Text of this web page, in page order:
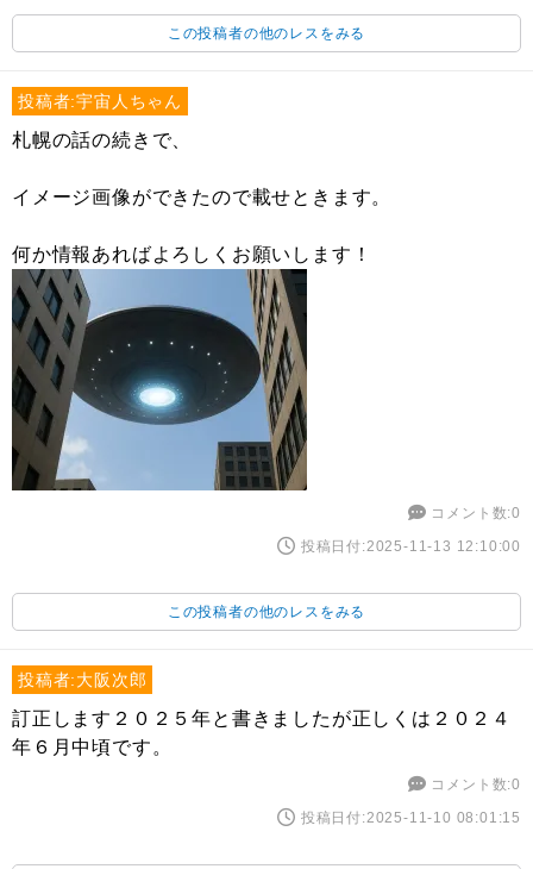
この投稿者の他のレスをみる
投稿者:宇宙人ちゃん
札幌の話の続きで、
イメージ画像ができたので載せときます。
何か情報あればよろしくお願いします！
コメント数:0
投稿日付:2025-11-13 12:10:00
この投稿者の他のレスをみる
投稿者:大阪次郎
訂正します２０２５年と書きましたが正しくは２０２４
年６月中頃です。
コメント数:0
投稿日付:2025-11-10 08:01:15